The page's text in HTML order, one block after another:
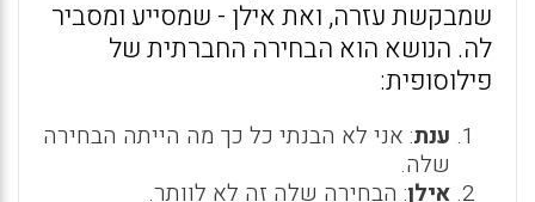
שמבקשת עזרה, ואת אילן - שמסייע ומסביר
לה. הנושא הוא הבחירה החברתית של
פילוסופית:
ענת: אני לא הבנתי כל כך מה הייתה הבחירה
שלה.
אילן: הבחירה שלה זה לא לוותר.